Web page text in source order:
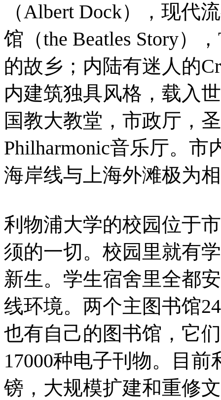
（Albert Dock），现代
馆（the Beatles Story）
的故乡；内陆有迷人的
内建筑独具风格，载入
国教大教堂，市政厅，
Philharmonic音乐厅。
海岸线与上海外滩极为
利物浦大学的校园位于
须的一切。校园里就有
新生。学生宿舍里全都
线环境。两个主图书馆
也有自己的图书馆，它
17000种电子刊物。目
镑，大规模扩建和重修